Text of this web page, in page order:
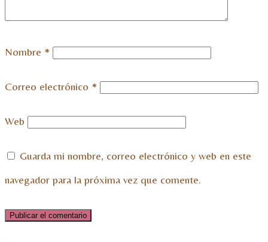
Nombre *
Correo electrónico *
Web
Guarda mi nombre, correo electrónico y web en este
navegador para la próxima vez que comente.